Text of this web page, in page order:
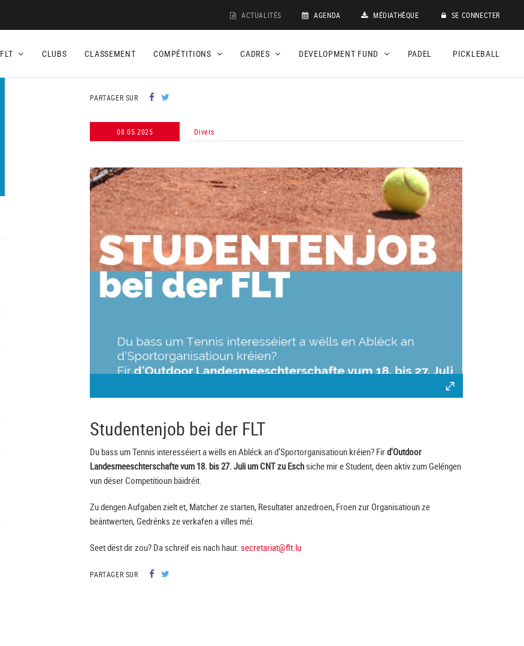
ACTUALITÉS AGENDA MÉDIATHÈQUE SE CONNECTER
FLT CLUBS CLASSEMENT COMPÉTITIONS CADRES DEVELOPMENT FUND PADEL PICKLEBALL
PARTAGER SUR
08.05.2025 Divers
Studentenjob bei der FLT
Du bass um Tennis interesséiert a wëlls en Abléck an d’Sportorganisatioun kréien? Fird'Outdoor
Landesmeeschterschafte vum 18. bis 27. Juli um CNT zu Eschsiche mir e Student, deen aktiv zum Geléngen
vun dëser Competitioun bäidréit.
Zu dengen Aufgaben zielt et, Matcher ze starten, Resultater anzedroen, Froen zur Organisatioun ze
beäntwerten, Gedrénks ze verkafen a villes méi.
Seet dëst dir zou? Da schreif eis nach haut:secretariat@flt.lu
PARTAGER SUR